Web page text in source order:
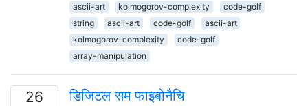
ascii-art
kolmogorov-complexity
code-golf
string
ascii-art code-golf
ascii-art
kolmogorov-complexity
code-golf
array-manipulation
26 डिजिटल सम फाइबोनैचि